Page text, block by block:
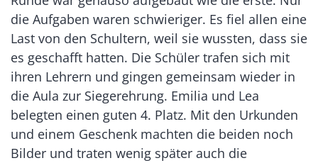
die Aufgaben waren schwieriger. Es fiel allen eine
Last von den Schultern, weil sie wussten, dass sie
es geschafft hatten. Die Schüler trafen sich mit
ihren Lehrern und gingen gemeinsam wieder in
die Aula zur Siegerehrung. Emilia und Lea
belegten einen guten 4. Platz. Mit den Urkunden
und einem Geschenk machten die beiden noch
Bilder und traten wenig später auch die